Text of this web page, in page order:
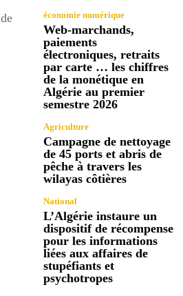
économie numérique
Web-marchands,
paiements
électroniques, retraits
par carte … les chiffres
de la monétique en
Algérie au premier
semestre 2026
Agriculture
Campagne de nettoyage
de 45 ports et abris de
pêche à travers les
wilayas côtières
National
L’Algérie instaure un
dispositif de récompense
pour les informations
liées aux affaires de
stupéfiants et
psychotropes